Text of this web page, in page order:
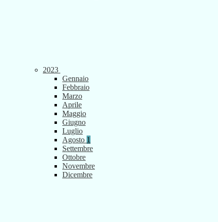
2023
Gennaio
Febbraio
Marzo
Aprile
Maggio
Giugno
Luglio
Agosto 1
Settembre
Ottobre
Novembre
Dicembre